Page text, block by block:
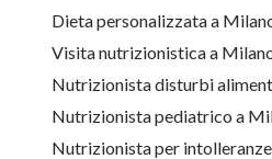
Dieta personalizzata a
Visita nutrizionistica a
Nutrizionista disturbi
Nutrizionista pediatrico a
Nutrizionista per